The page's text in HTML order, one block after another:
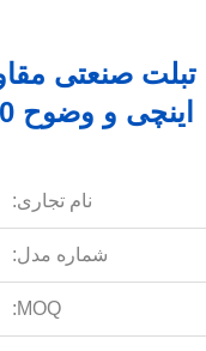
اینچی و وضوح 1280x800 برای استفاده حرفه ای
نام تجاری:
شماره مدل:
MOQ: